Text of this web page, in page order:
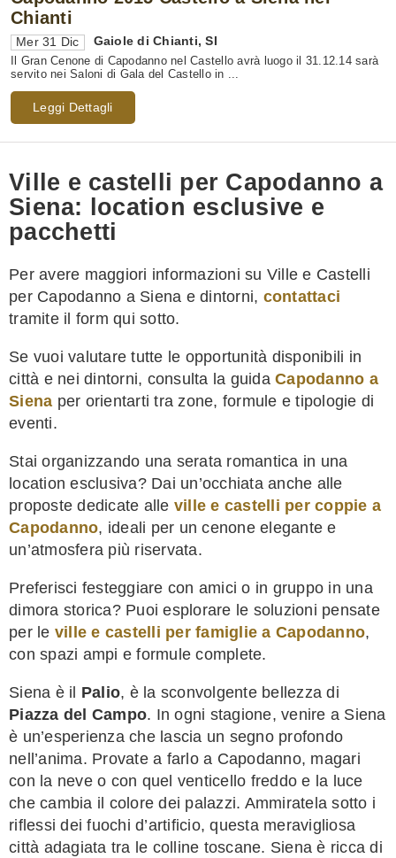
Chianti
Mer 31 Dic Gaiole di Chianti,SI
Il Gran Cenone di Capodanno nel Castello avrà luogo il 31.12.14 sarà
servito nei Saloni di Gala del Castello in ...
Leggi Dettagli
Ville e castelli per Capodanno a
Siena: location esclusive e
pacchetti
Per avere maggiori informazioni su Ville e Castelli
per Capodanno a Siena e dintorni, contattaci
tramite il form qui sotto.
Se vuoi valutare tutte le opportunità disponibili in
città e nei dintorni, consulta la guida Capodanno a
Siena per orientarti tra zone, formule e tipologie di
eventi.
Stai organizzando una serata romantica in una
location esclusiva? Dai un’occhiata anche alle
proposte dedicate alle ville e castelli per coppie a
Capodanno, ideali per un cenone elegante e
un’atmosfera più riservata.
Preferisci festeggiare con amici o in gruppo in una
dimora storica? Puoi esplorare le soluzioni pensate
per le ville e castelli per famiglie a Capodanno,
con spazi ampi e formule complete.
Siena è il Palio, è la sconvolgente bellezza di
Piazza del Campo. In ogni stagione, venire a Siena
è un’esperienza che lascia un segno profondo
nell’anima. Provate a farlo a Capodanno, magari
con la neve o con quel venticello freddo e la luce
che cambia il colore dei palazzi. Ammiratela sotto i
riflessi dei fuochi d’artificio, questa meravigliosa
città adagiata tra le colline toscane. Siena è ricca di